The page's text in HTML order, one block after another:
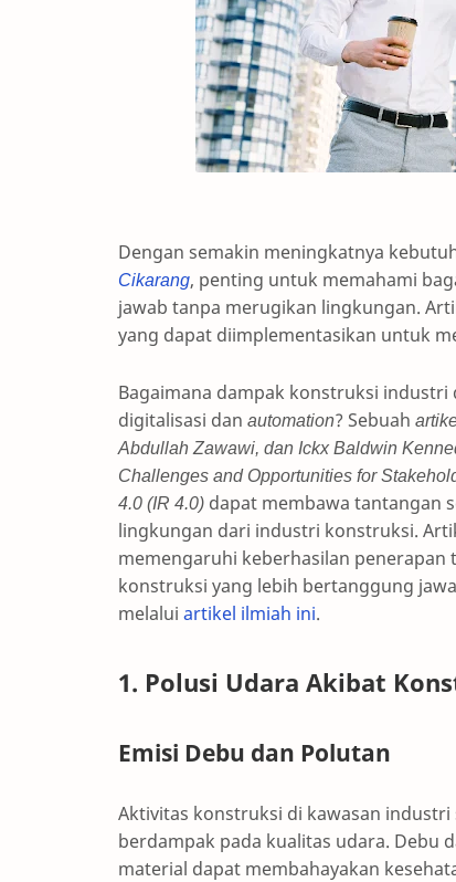
Dengan semakin meningkatnya
Cikarang, penting untuk memahami
jawab tanpa merugikan lingkungan.
yang dapat diimplementasikan untuk
Bagaimana dampak konstruksi
digitalisasi dan automation? Sebuah
Abdullah Zawawi, dan Ickx Baldwin
Challenges and Opportunities for
4.0 (IR 4.0) dapat membawa tantangan
lingkungan dari industri konstruksi.
memengaruhi keberhasilan
konstruksi yang lebih bertanggung
melalui artikel ilmiah ini.
1. Polusi Udara Akibat
Emisi Debu dan Polutan
Aktivitas konstruksi di kawasan
berdampak pada kualitas udara. Debu
material dapat membahayakan